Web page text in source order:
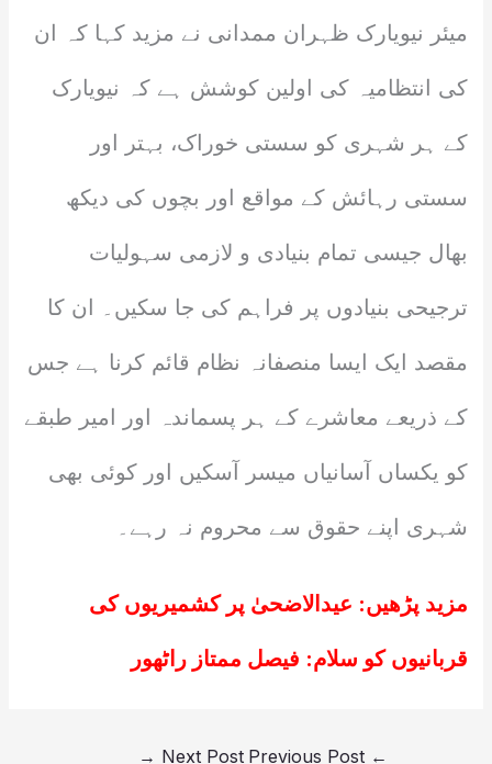
میئر نیویارک ظہران ممدانی نے مزید کہا کہ ان
کی انتظامیہ کی اولین کوشش ہے کہ نیویارک
کے ہر شہری کو سستی خوراک، بہتر اور
سستی رہائش کے مواقع اور بچوں کی دیکھ
بھال جیسی تمام بنیادی و لازمی سہولیات
ترجیحی بنیادوں پر فراہم کی جا سکیں۔ ان کا
مقصد ایک ایسا منصفانہ نظام قائم کرنا ہے جس
کے ذریعے معاشرے کے ہر پسماندہ اور امیر طبقے
کو یکساں آسانیاں میسر آسکیں اور کوئی بھی
شہری اپنے حقوق سے محروم نہ رہے۔
مزید پڑھیں: عیدالاضحیٰ پر کشمیریوں کی
قربانیوں کو سلام: فیصل ممتاز راٹھور
←
Next Post
→